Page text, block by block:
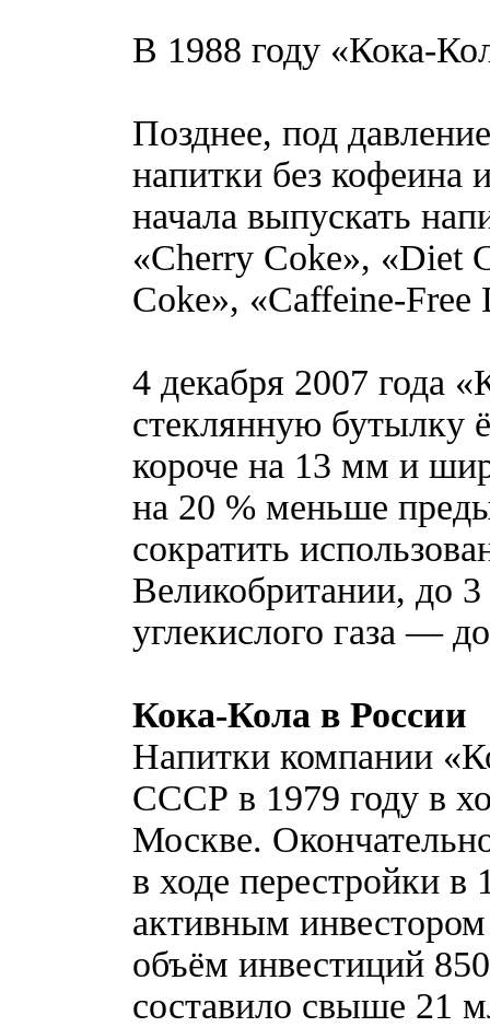
В 1988 году «Кока-
Позднее, под
напитки без кофеина
начала выпускать
«Cherry Coke», «Diet
Coke», «Caffeine-Free
4 декабря 2007 года
стеклянную бутылку
короче на 13 мм и
на 20 % меньше
сократить
Великобритании, до
углекислого газа —
Кока-Кола в России
Напитки компании
СССР в 1979 году в
Москве.
в ходе перестройки в
активным
объём инвестиций
составило свыше 21